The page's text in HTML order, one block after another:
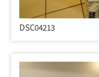
DSC04213